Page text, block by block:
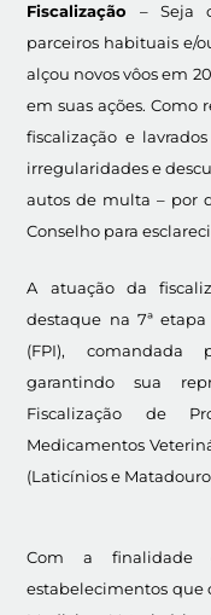
Fiscalização – Seja
parceiros habituais e/
alçou novos vôos em
em suas ações. Como
fiscalização e
irregularidades e
autos de multa – por
Conselho para
A atuação da
destaque na 7ª
(FPI), comandada
garantindo sua
Fiscalização de
Medicamentos
(Laticínios e
Com a finalidade
estabelecimentos que